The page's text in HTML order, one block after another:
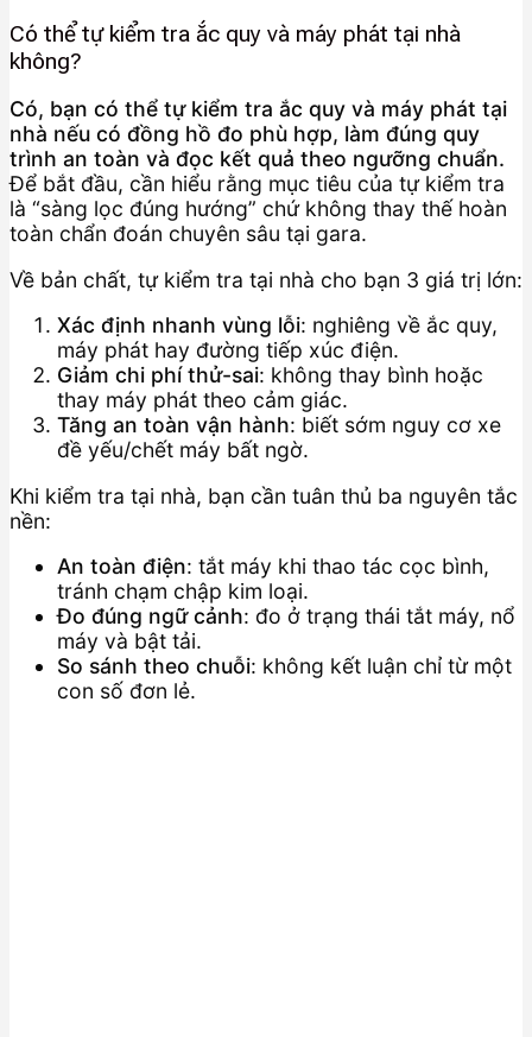
Có thể tự kiểm tra ắc quy và máy phát tại nhà
không?
Có, bạn có thể tự kiểm tra ắc quy và máy phát tại
nhà nếu có đồng hồ đo phù hợp, làm đúng quy
trình an toàn và đọc kết quả theo ngưỡng chuẩn.
Để bắt đầu, cần hiểu rằng mục tiêu của tự kiểm tra
là “sàng lọc đúng hướng” chứ không thay thế hoàn
toàn chẩn đoán chuyên sâu tại gara.
Về bản chất, tự kiểm tra tại nhà cho bạn 3 giá trị lớn:
Xác định nhanh vùng lỗi: nghiêng về ắc quy,
máy phát hay đường tiếp xúc điện.
Giảm chi phí thử-sai: không thay bình hoặc
thay máy phát theo cảm giác.
Tăng an toàn vận hành: biết sớm nguy cơ xe
đề yếu/chết máy bất ngờ.
Khi kiểm tra tại nhà, bạn cần tuân thủ ba nguyên tắc
nền:
An toàn điện: tắt máy khi thao tác cọc bình,
tránh chạm chập kim loại.
Đo đúng ngữ cảnh: đo ở trạng thái tắt máy, nổ
máy và bật tải.
So sánh theo chuỗi: không kết luận chỉ từ một
con số đơn lẻ.